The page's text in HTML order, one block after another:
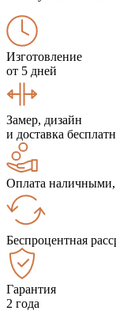
Изготовление
от 5 дней
Замер, дизайн
и доставка
Оплата наличными,
Беспроцентная
Гарантия
2 года